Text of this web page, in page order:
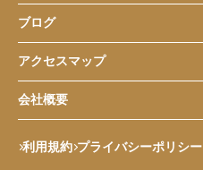
ブログ
アクセスマップ
会社概要
利用規約 プライバシーポリシー